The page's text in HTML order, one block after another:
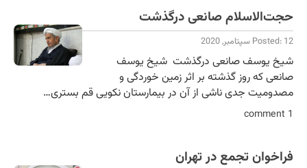
حجت‌الاسلام صانعی درگذشت
Posted: 12 سپتامبر, 2020
شیخ یوسف صانعی درگذشت شیخ یوسف
صانعی که روز گذشته بر اثر زمین خوردگی و
مصدومیت جدی ناشی از آن در بیمارستان نکویی قم بستری…
1 comment
فراخوان تجمع در تهران